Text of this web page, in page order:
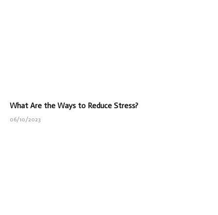
What Are the Ways to Reduce Stress?
06/10/2023